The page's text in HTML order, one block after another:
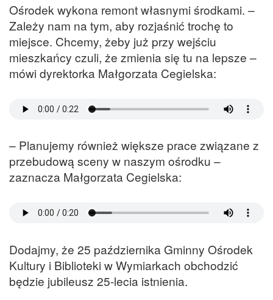
Ośrodek wykona remont własnymi środkami. –
Zależy nam na tym, aby rozjaśnić trochę to
miejsce. Chcemy, żeby już przy wejściu
mieszkańcy czuli, że zmienia się tu na lepsze –
mówi dyrektorka Małgorzata Cegielska:
– Planujemy również większe prace związane z
przebudową sceny w naszym ośrodku –
zaznacza Małgorzata Cegielska:
Dodajmy, że 25 października Gminny Ośrodek
Kultury i Biblioteki w Wymiarkach obchodzić
będzie jubileusz 25-lecia istnienia.